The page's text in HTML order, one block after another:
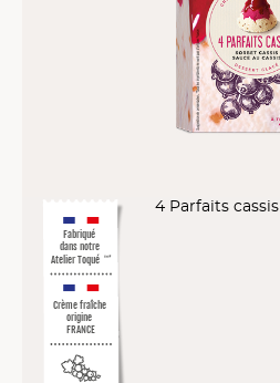
Crème fraîche
origine
FRANCE
Fabriqué
dans notre
Atelier Toqué ™*
4 Parfaits cassis